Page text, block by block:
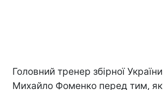
Головний тренер збірної України
Михайло Фоменко перед тим, як